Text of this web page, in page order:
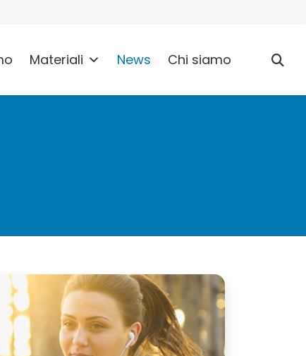
Materiali News Chi siamo